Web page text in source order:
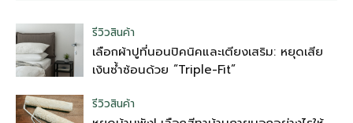
รีวิวสินค้า
เลือกผ้าปูที่นอนปิคนิคและเตียงเสริม: หยุดเสีย
เงินซ้ำซ้อนด้วย “Triple-Fit”
รีวิวสินค้า